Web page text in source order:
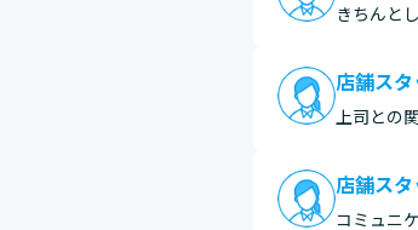
きちんと
店舗スタ
上司との
店舗スタ
コミュニ